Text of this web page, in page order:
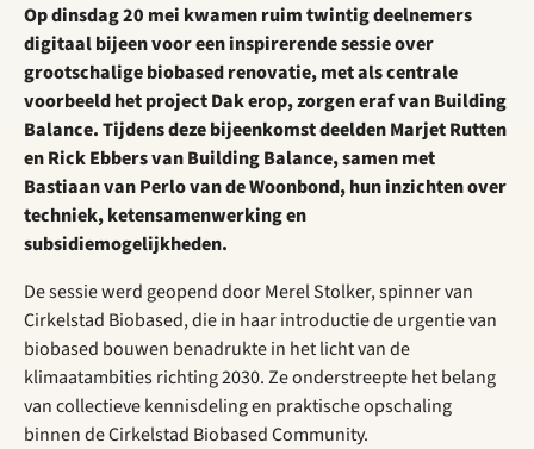
Op dinsdag 20 mei kwamen ruim twintig deelnemers
digitaal bijeen voor een inspirerendesessie over
grootschalige biobased renovatie, met als centrale
voorbeeld het project Dakerop, zorgen eraf van Building
Balance. Tijdens deze bijeenkomst deelden Marjet Rutten
enRick Ebbers van Building Balance, samen met
Bastiaan van Perlo van de Woonbond, huninzichten over
techniek, ketensamenwerking en
subsidiemogelijkheden.
De sessie werd geopend door Merel Stolker, spinner van
Cirkelstad Biobased, die in haar introductie de urgentie van
biobased bouwen benadrukte in het licht van de
klimaatambities richting 2030. Ze onderstreepte het belang
van collectieve kennisdeling en praktische opschaling
binnen de Cirkelstad Biobased Community.